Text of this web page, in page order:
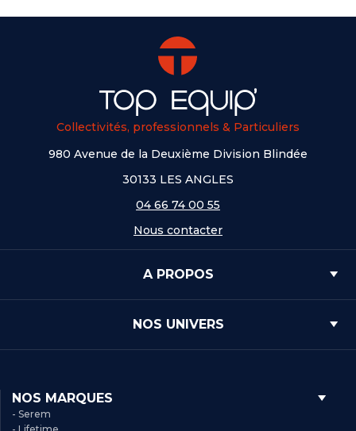
Collectivités, professionnels & Particuliers
980 Avenue de la Deuxième Division Blindée
30133 LES ANGLES
04 66 74 00 55
Nous contacter
A PROPOS
NOS UNIVERS
NOS MARQUES
- Serem